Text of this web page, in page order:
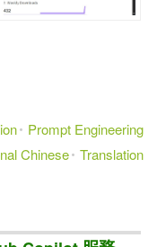
Prompt Engineering
Chinese Translation